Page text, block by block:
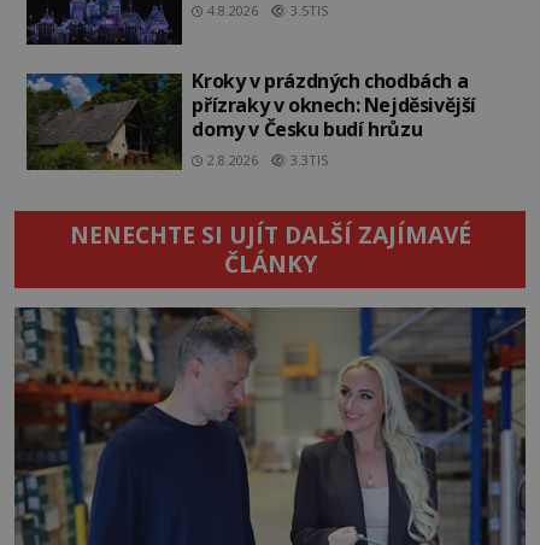
4.8.2026 3.5TIS
Kroky v prázdných chodbách a
přízraky v oknech: Nejděsivější
domy v Česku budí hrůzu
2.8.2026 3.3TIS
NENECHTE SI UJÍT DALŠÍ ZAJÍMAVÉ
ČLÁNKY